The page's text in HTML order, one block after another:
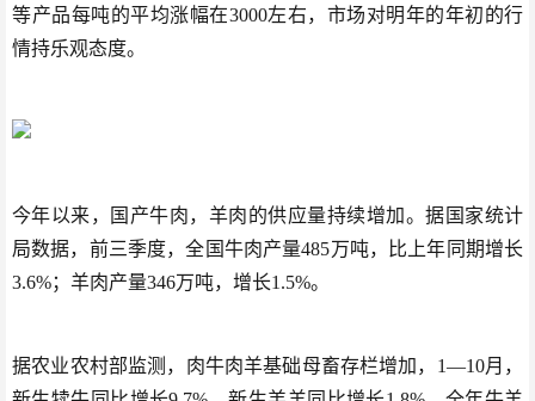
等产品每吨的平均涨幅在3000左右，市场对明年的年初的行
情持乐观态度。
今年以来，国产牛肉，羊肉的供应量持续增加。据国家统计
局数据，前三季度，全国牛肉产量485万吨，比上年同期增长
3.6%；羊肉产量346万吨，增长1.5%。
据农业农村部监测，肉牛肉羊基础母畜存栏增加，1—10月，